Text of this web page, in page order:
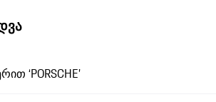
‘PORSCHE’